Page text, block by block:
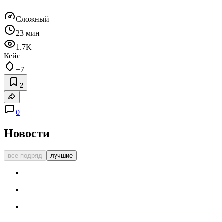
Сложный
23 мин
1.7K
Кейс
+7
2
0
Новости
все подряд лучшие